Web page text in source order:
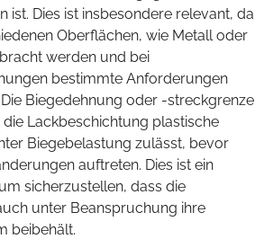
ist. Dies ist insbesondere relevant, da
Oberflächen, wie Metall oder
werden und bei
bestimmte Anforderungen
Biegedehnung oder -streckgrenze
Lackbeschichtung plastische
Biegebelastung zulässt, bevor
auftreten. Dies ist ein
sicherzustellen, dass die
unter Beanspruchung ihre
beibehält.